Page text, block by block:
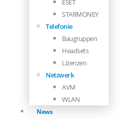
ESET
STARMONEY
Telefonie
Baugruppen
Headsets
Lizenzen
Netzwerk
AVM
WLAN
News